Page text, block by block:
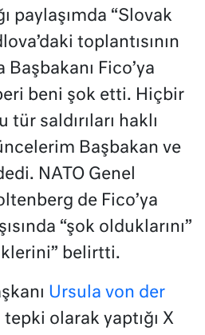
paylaşımda “Slovak
toplantısının
Başbakanı Fico’ya
beni şok etti. Hiçbir
saldırıları haklı
Başbakan ve
NATO Genel
de Fico’ya
“şok olduklarını”
belirtti.
Ursula von der
tepki olarak yaptığı X